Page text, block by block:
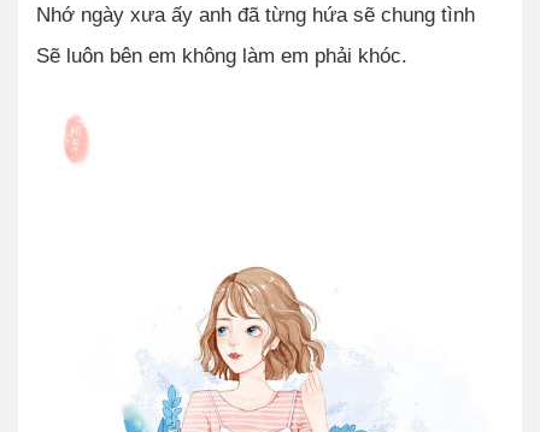
Nhớ ngày xưa ấy anh đã từng hứa sẽ chung tình
Sẽ luôn bên em không làm em phải khóc.